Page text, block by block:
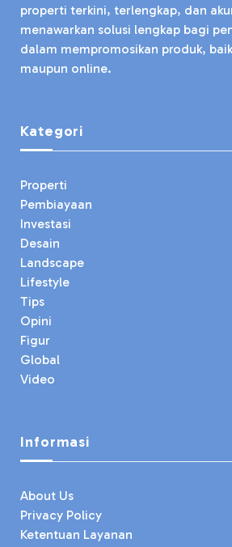
properti terkini, terlengkap, dan
menawarkan solusi lengkap bagi
dalam mempromosikan produk,
maupun online.
Kategori
Properti
Pembiayaan
Investasi
Desain
Landscape
Lifestyle
Tips
Opini
Figur
Global
Video
Informasi
About Us
Privacy Policy
Ketentuan Layanan